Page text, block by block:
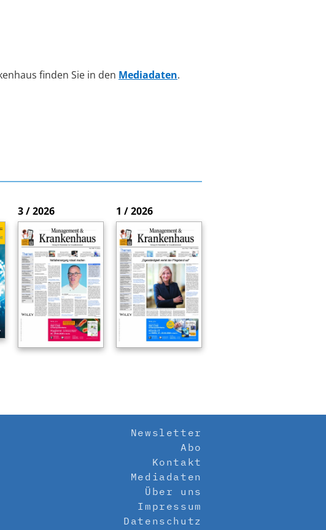
finden Sie in den Mediadaten.
3 / 2026 1 / 2026
Newsletter
Abo
Kontakt
Mediadaten
Über uns
Impressum
Datenschutz